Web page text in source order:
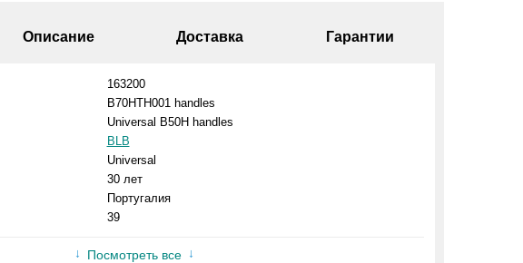
Описание Доставка Гарантии
163200
B70HTH001 handles
Universal B50H handles
BLB
Universal
30 лет
Португалия
39
Посмотреть все